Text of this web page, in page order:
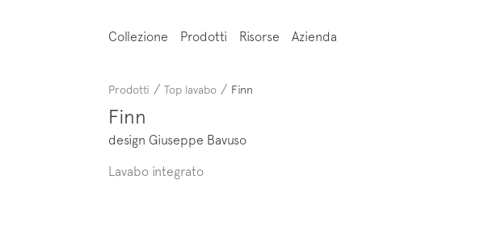
Collezione Prodotti Risorse Azienda
Prodotti / Top lavabo / Finn
Finn
design Giuseppe Bavuso
Lavabo integrato